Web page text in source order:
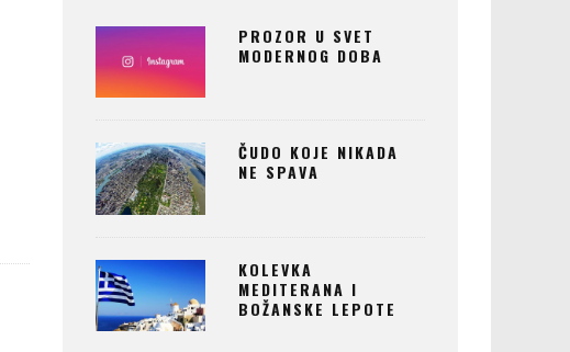
PROZOR U SVET
MODERNOG DOBA
ČUDO KOJE NIKADA
NE SPAVA
KOLEVKA
MEDITERANA I
BOŽANSKE LEPOTE